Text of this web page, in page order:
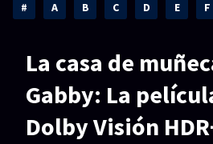
Comedia
Terror
Familia
# A B C D E F
La casa de
Gabby: La
Dolby Visión